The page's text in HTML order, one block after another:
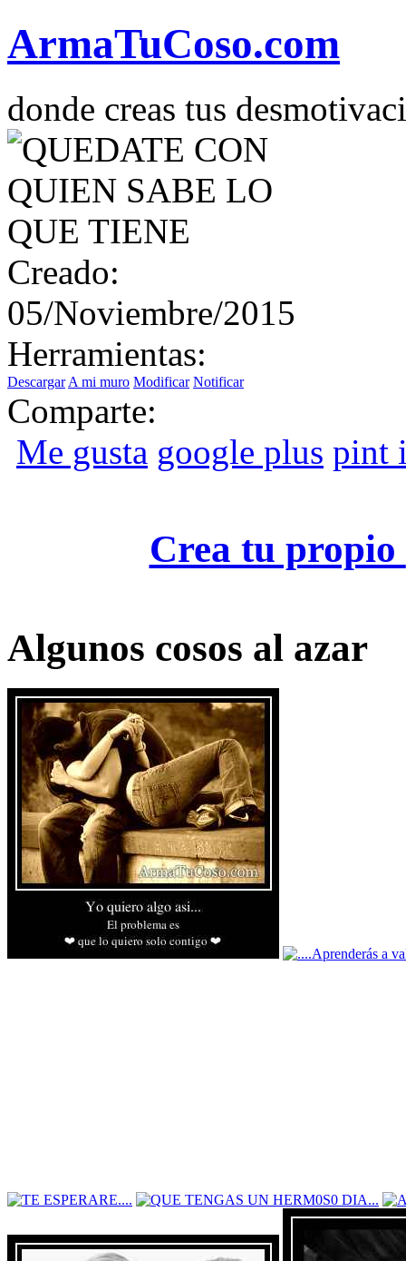
ArmaTuCoso.com
donde creas tus
Creado:
05/Noviembre/2015
Herramientas:
Descargar A mi muro Modificar Notificar
Comparte:
Me gusta google plus pint
Crea tu propio
Algunos cosos al azar